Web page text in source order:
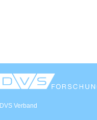
DVS Verband